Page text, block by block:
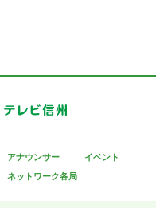
アナウンサー
イベント
ネットワーク各局